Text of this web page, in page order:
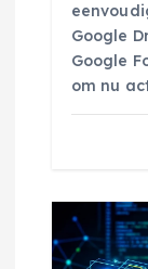
Google
Google
om nu